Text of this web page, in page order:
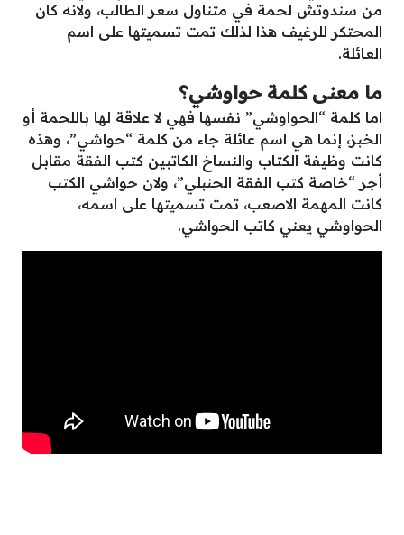
من سندوتش لحمة في متناول سعر الطالب، ولانه كان
المحتكر للرغيف هذا لذلك تمت تسميتها على اسم
العائلة.
ما معنى كلمة حواوشي؟
اما كلمة “الحواوشي” نفسها فهي لا علاقة لها باللحمة أو
الخبز، إنما هي اسم عائلة جاء من كلمة “حواشي”، وهذه
كانت وظيفة الكتاب والنساخ الكاتبين كتب الفقة مقابل
أجر “خاصة كتب الفقة الحنبلي”، ولان حواشي الكتب
كانت المهمة الاصعب، تمت تسميتها على اسمه،
الحواوشي يعني كاتب الحواشي.